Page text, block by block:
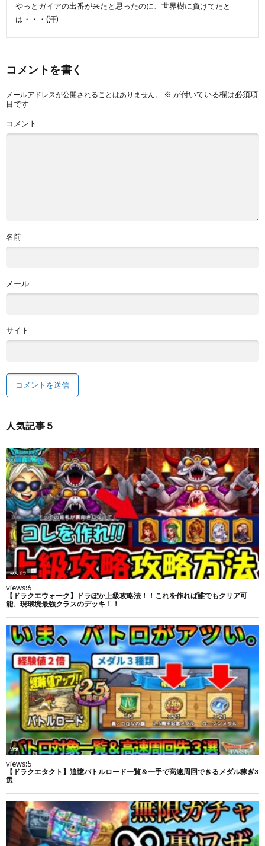
やっとガイアの出番が来たと思ったのに、世界樹に負けてたと
は・・・(汗)
コメントを書く
メールアドレスが公開されることはありません。 ※ が付いている欄は必須項
目です
コメント
名前
メール
サイト
人気記事５